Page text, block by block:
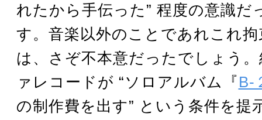
れたから手伝った” 程度の意識だ
す。音楽以外のことであれこれ
は、さぞ不本意だったでしょう
ァレコードが “ソロアルバム『 B-
の制作費を出す” という条件を提